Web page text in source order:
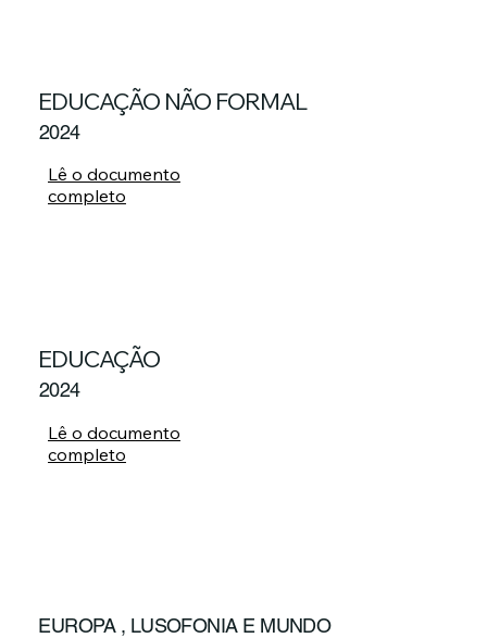
EDUCAÇÃO NÃO FORMAL
2024
Lê o documento
completo
EDUCAÇÃO
2024
Lê o documento
completo
EUROPA , LUSOFONIA E MUNDO